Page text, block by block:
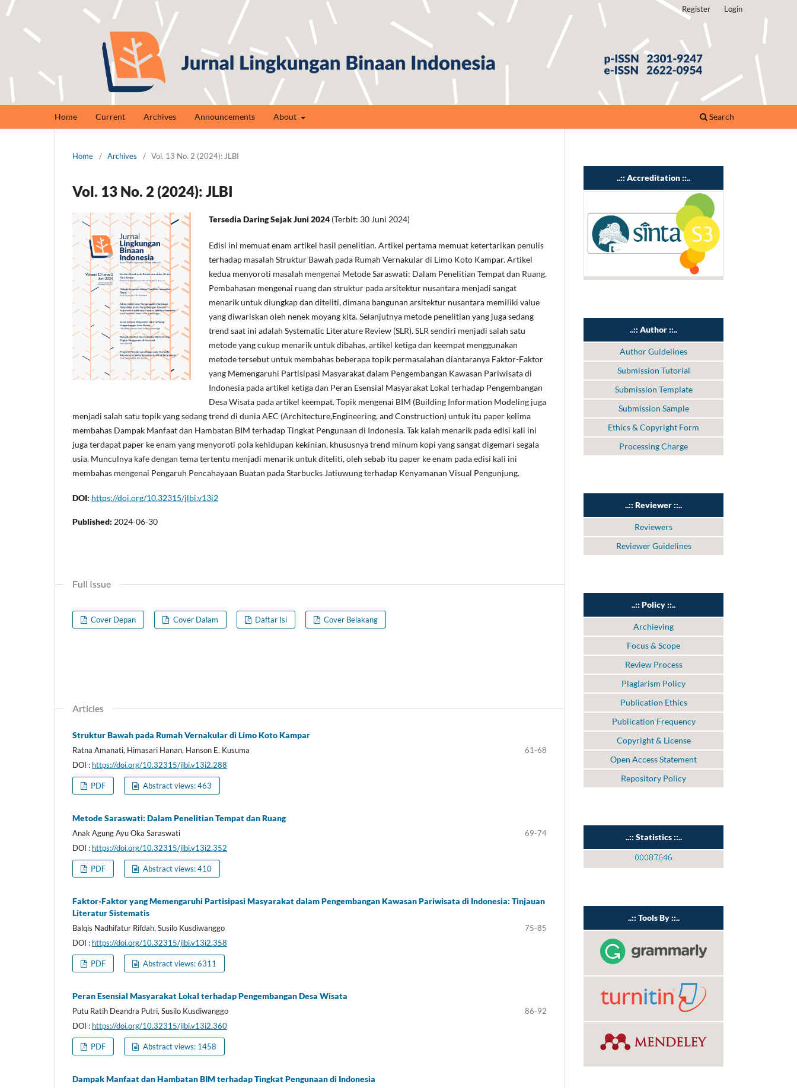
Home Current Archives Announcements About Search
Register Login
Home / Archives / Vol. 13 No. 2 (2024): JLBI
Vol. 13 No. 2 (2024): JLBI
Tersedia Daring Sejak Juni 2024 (Terbit: 30 Juni 2024)
Edisi ini memuat enam artikel hasil penelitian. Artikel pertama memuat ketertarikan penulis
terhadap masalah Struktur Bawah pada Rumah Vernakular di Limo Koto Kampar. Artikel
kedua menyoroti masalah mengenai Metode Saraswati: Dalam Penelitian Tempat dan Ruang.
Pembahasan mengenai ruang dan struktur pada arsitektur nusantara menjadi sangat
menarik untuk diungkap dan diteliti, dimana bangunan arsitektur nusantara memiliki value
yang diwariskan oleh nenek moyang kita. Selanjutnya metode penelitian yang juga sedang
trend saat ini adalah Systematic Literature Review (SLR). SLR sendiri menjadi salah satu
metode yang cukup menarik untuk dibahas, artikel ketiga dan keempat menggunakan
metode tersebut untuk membahas beberapa topik permasalahan diantaranya Faktor-Faktor
yang Memengaruhi Partisipasi Masyarakat dalam Pengembangan Kawasan Pariwisata di
Indonesia pada artikel ketiga dan Peran Esensial Masyarakat Lokal terhadap Pengembangan
Desa Wisata pada artikel keempat. Topik mengenai BIM (Building Information Modeling juga
menjadi salah satu topik yang sedang trend di dunia AEC (Architecture,Engineering, and Construction) untuk itu paper kelima
membahas Dampak Manfaat dan Hambatan BIM terhadap Tingkat Pengunaan di Indonesia. Tak kalah menarik pada edisi kali ini
juga terdapat paper ke enam yang menyoroti pola kehidupan kekinian, khususnya trend minum kopi yang sangat digemari segala
usia. Munculnya kafe dengan tema tertentu menjadi menarik untuk diteliti, oleh sebab itu paper ke enam pada edisi kali ini
membahas mengenai Pengaruh Pencahayaan Buatan pada Starbucks Jatiuwung terhadap Kenyamanan Visual Pengunjung.
DOI: https://doi.org/10.32315/jlbi.v13i2
Published: 2024-06-30
Full Issue
Cover Depan Cover Dalam Daftar Isi Cover Belakang
Articles
Struktur Bawah pada Rumah Vernakular di Limo Koto Kampar
Ratna Amanati, Himasari Hanan, Hanson E. Kusuma
61-68
DOI : https://doi.org/10.32315/jlbi.v13i2.288
PDF Abstract views: 463
Metode Saraswati: Dalam Penelitian Tempat dan Ruang
Anak Agung Ayu Oka Saraswati
69-74
DOI : https://doi.org/10.32315/jlbi.v13i2.352
PDF Abstract views: 410
Faktor-Faktor yang Memengaruhi Partisipasi Masyarakat dalam Pengembangan Kawasan Pariwisata di Indonesia: Tinjauan
Literatur Sistematis
Balqis Nadhifatur Rifdah, Susilo Kusdiwanggo
75-85
DOI : https://doi.org/10.32315/jlbi.v13i2.358
PDF Abstract views: 6311
Peran Esensial Masyarakat Lokal terhadap Pengembangan Desa Wisata
Putu Ratih Deandra Putri, Susilo Kusdiwanggo
86-92
DOI : https://doi.org/10.32315/jlbi.v13i2.360
PDF Abstract views: 1458
Dampak Manfaat dan Hambatan BIM terhadap Tingkat Pengunaan di Indonesia
..:: Accreditation ::..
..:: Author ::..
Author Guidelines
Submission Tutorial
Submission Template
Submission Sample
Ethics & Copyright Form
Processing Charge
..:: Reviewer ::..
Reviewers
Reviewer Guidelines
..:: Policy ::..
Archieving
Focus & Scope
Review Process
Plagiarism Policy
Publication Ethics
Publication Frequency
Copyright & License
Open Access Statement
Repository Policy
..:: Statistics ::..
..:: Tools By ::..